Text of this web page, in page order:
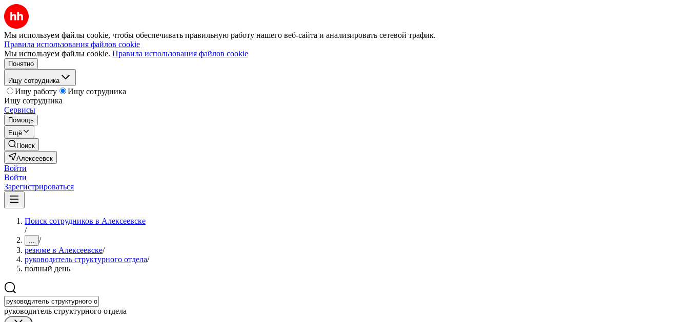
Мы используем файлы cookie, чтобы обеспечивать правильную работу нашего веб-сайта и анализировать сетевой трафик.
Правила использования файлов cookie
Мы используем файлы cookie. Правила использования файлов cookie
Понятно
Ищу сотрудника
Ищу работу
Ищу сотрудника
Ищу сотрудника
Сервисы
Помощь
Ещё
Поиск
Алексеевск
Войти
Войти
Зарегистрироваться
Поиск сотрудников в Алексеевске
/
... /
резюме в Алексеевске/
руководитель структурного отдела/
полный день
руководитель структурного отдела